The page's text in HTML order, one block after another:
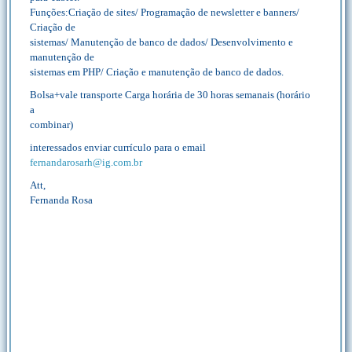
Funções:Criação de sites/ Programação de newsletter e banners/
Criação de
sistemas/ Manutenção de banco de dados/ Desenvolvimento e
manutenção de
sistemas em PHP/ Criação e manutenção de banco de dados.
Bolsa+vale transporte Carga horária de 30 horas semanais (horário
a
combinar)
interessados enviar currículo para o email
fernandarosarh@ig.com.br
Att,
Fernanda Rosa